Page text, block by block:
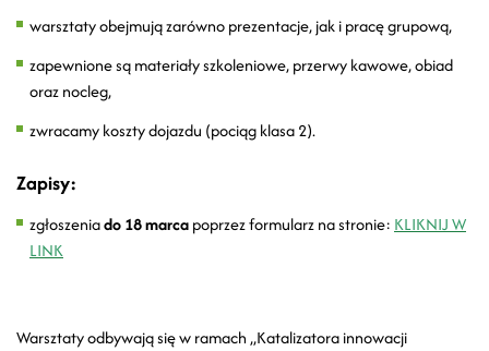
warsztaty obejmują zarówno prezentacje, jak i pracę grupową,
zapewnione są materiały szkoleniowe, przerwy kawowe, obiad
oraz nocleg,
zwracamy koszty dojazdu (pociąg klasa 2).
Zapisy:
zgłoszeniado 18 marcapoprzez formularz na stronie: KLIKNIJ W
LINK
Warsztaty odbywają się w ramach „Katalizatora innowacji